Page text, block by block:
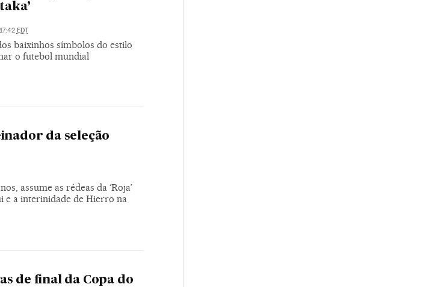
EDT
baixinhos símbolos do estilo
o futebol mundial
da seleção
assume as rédeas da ‘Roja’
e a interinidade de Hierro na
de final da Copa do